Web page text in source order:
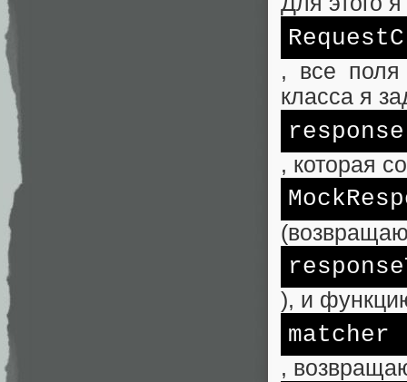
, все поля
класса я
response
, которая
), и
matcher
,